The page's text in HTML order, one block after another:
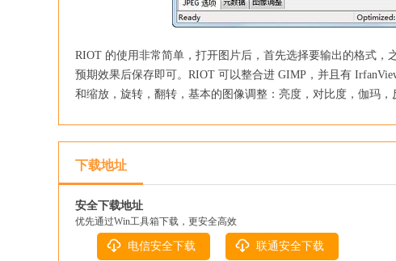
RIOT 的使用非常简单，打开图片后，首先选择要输出的格式
预期效果后保存即可。RIOT 可以整合进 GIMP，并且有
和缩放，旋转，翻转，基本的图像调整：亮度，对比度，伽玛，
下载地址
安全下载地址
优先通过Win工具箱下载，更安全高效
电信安全下载 联通安全下载